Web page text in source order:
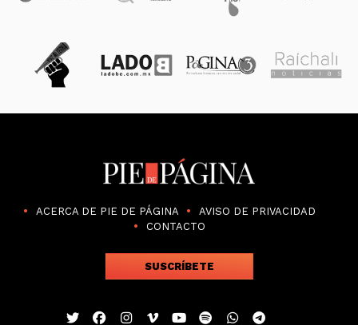
ACERCA DE PIE DE PÁGINA
AVISO DE PRIVACIDAD
CONTACTO
SUSCRÍBETE